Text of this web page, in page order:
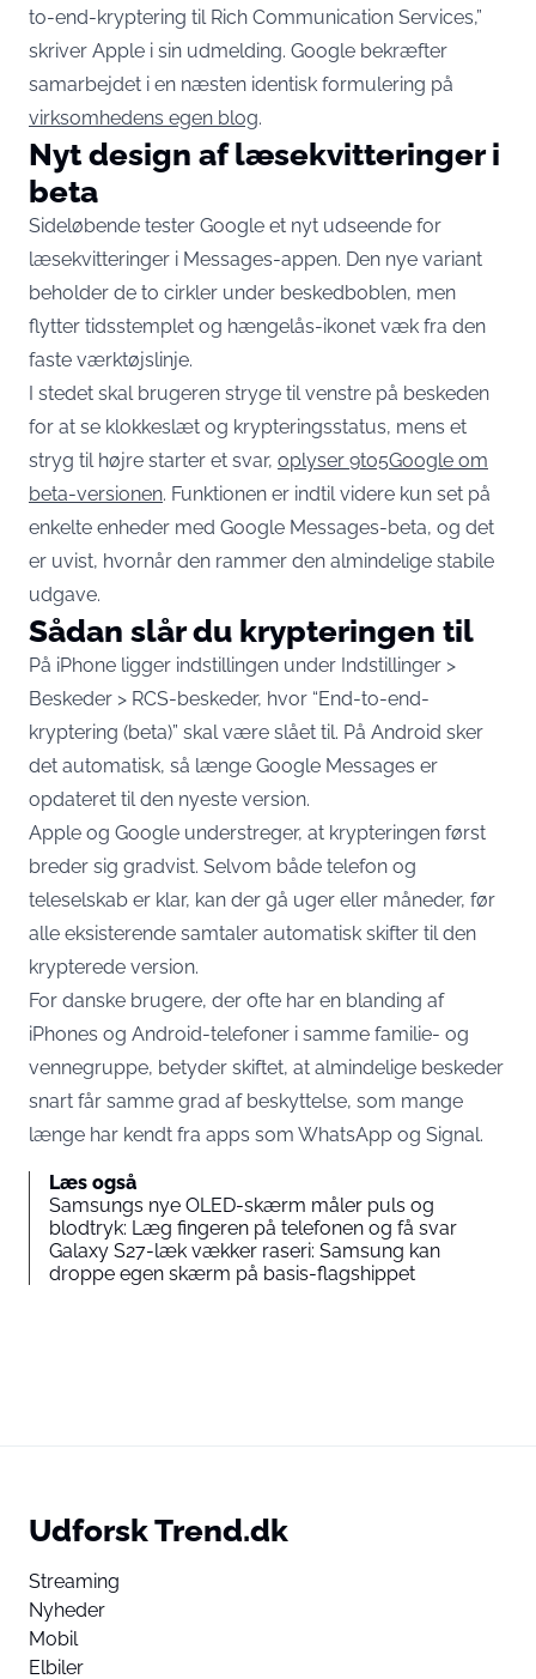
to-end-kryptering til Rich Communication Services,”
skriver Apple i sin udmelding. Google bekræfter
samarbejdet i en næsten identisk formulering på
virksomhedens egen blog.
Nyt design af læsekvitteringer i
beta
Sideløbende tester Google et nyt udseende for
læsekvitteringer i Messages-appen. Den nye variant
beholder de to cirkler under beskedboblen, men
flytter tidsstemplet og hængelås-ikonet væk fra den
faste værktøjslinje.
I stedet skal brugeren stryge til venstre på beskeden
for at se klokkeslæt og krypteringsstatus, mens et
stryg til højre starter et svar, oplyser 9to5Google om
beta-versionen. Funktionen er indtil videre kun set på
enkelte enheder med Google Messages-beta, og det
er uvist, hvornår den rammer den almindelige stabile
udgave.
Sådan slår du krypteringen til
På iPhone ligger indstillingen under Indstillinger >
Beskeder > RCS-beskeder, hvor “End-to-end-
kryptering (beta)” skal være slået til. På Android sker
det automatisk, så længe Google Messages er
opdateret til den nyeste version.
Apple og Google understreger, at krypteringen først
breder sig gradvist. Selvom både telefon og
teleselskab er klar, kan der gå uger eller måneder, før
alle eksisterende samtaler automatisk skifter til den
krypterede version.
For danske brugere, der ofte har en blanding af
iPhones og Android-telefoner i samme familie- og
vennegruppe, betyder skiftet, at almindelige beskeder
snart får samme grad af beskyttelse, som mange
længe har kendt fra apps som WhatsApp og Signal.
Læs også
Samsungs nye OLED-skærm måler puls og
blodtryk: Læg fingeren på telefonen og få svar
Galaxy S27-læk vækker raseri: Samsung kan
droppe egen skærm på basis-flagshippet
Udforsk Trend.dk
Streaming
Nyheder
Mobil
Elbiler